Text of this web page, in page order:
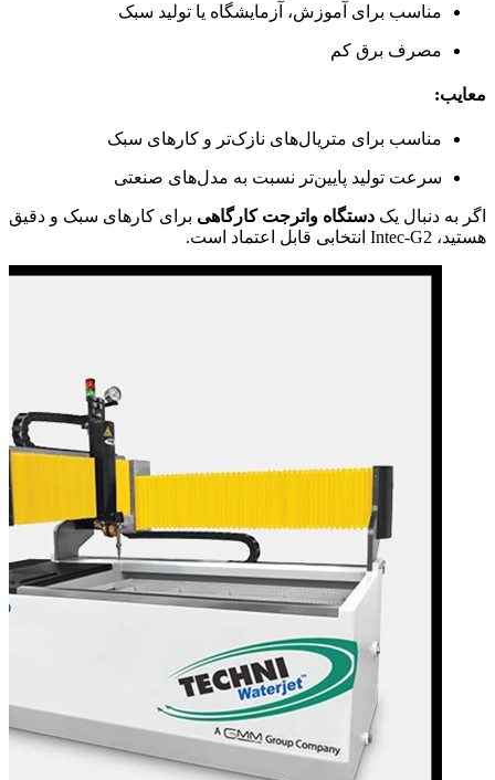
مناسب برای آموزش، آزمایشگاه یا تولید سبک
مصرف برق کم
معایب:
مناسب برای متریال‌های نازک‌تر و کارهای سبک
سرعت تولید پایین‌تر نسبت به مدل‌های صنعتی
اگر به دنبال یک دستگاه واترجت کارگاهی برای کارهای سبک و دقیق
هستید، Intec-G2 انتخابی قابل اعتماد است.